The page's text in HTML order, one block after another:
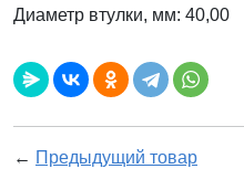
Диаметр втулки, мм: 40,00
← Предыдущий товар